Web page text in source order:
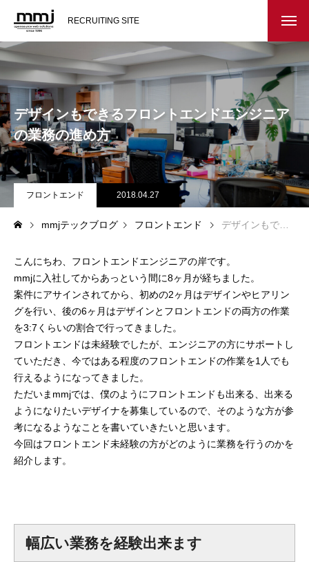
RECRUITING SITE
会社を知る
メッセージ
会社概要
インタビュー
スタッフ紹介
仕事を知る
教務システム開発
不動産システム開発
プログラマーの1週間
デザイナーの1週間
求人採用情報
Webエンジニア・プログラマー
【業務委託】Webデザイナー
デザインもできるフロントエンドエンジニア
の業務の進め方
フロントエンド 2018.04.27
mmjテックブログ フロントエンド デザインもできるフロントエンドエンジニアの業務の進め方
こんにちわ、フロントエンドエンジニアの岸です。
mmjに入社してからあっという間に8ヶ月が経ちました。
案件にアサインされてから、初めの2ヶ月はデザインやヒアリン
グを行い、後の6ヶ月はデザインとフロントエンドの両方の作業
を3:7くらいの割合で行ってきました。
フロントエンドは未経験でしたが、エンジニアの方にサポートし
ていただき、今ではある程度のフロントエンドの作業を1人でも
行えるようになってきました。
ただいまmmjでは、僕のようにフロントエンドも出来る、出来る
ようになりたいデザイナを募集しているので、そのような方が参
考になるようなことを書いていきたいと思います。
今回はフロントエンド未経験の方がどのように業務を行うのかを
紹介します。
幅広い業務を経験出来ます